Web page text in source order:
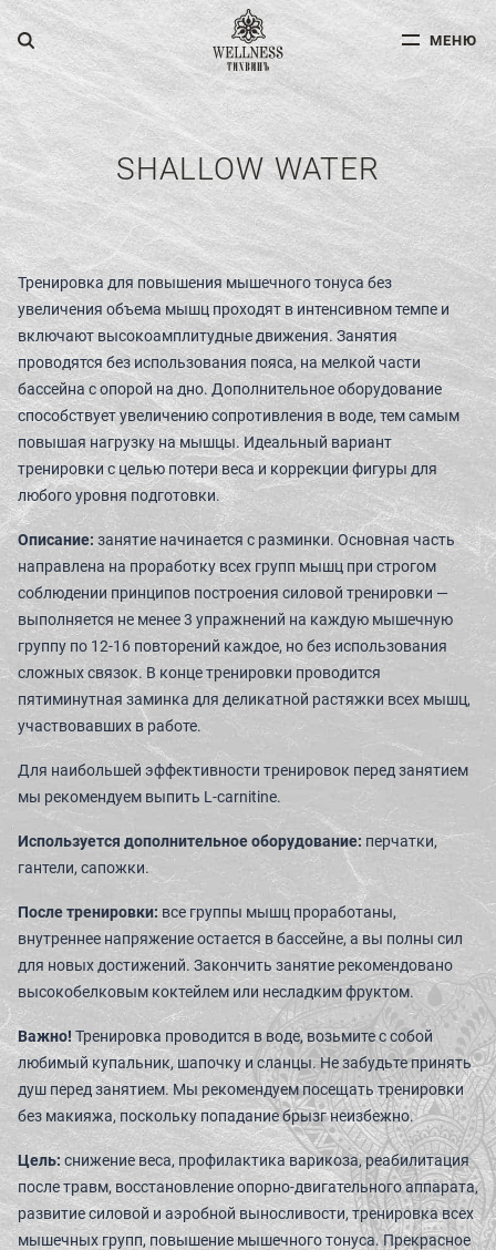
МЕНЮ
МЕНЮ
ДЛЯ ВЗРОСЛЫХ ДЛЯ ДЕТЕЙ
ФИТНЕС
СПА-УСЛУГИ
АКВА-ЗОНА
УСЛУГИ ДОКТОРОВ
СЬЮТЫ И ПАРЕНИЯ
ТЕХНОЛОГИИ И ОБОРУДОВАНИЕ
КАФЕ
ДЕТСКИЙ КЛУБ
КЛУБНЫЕ КАРТЫ
ГОСТЕВОЙ ВИЗИТ
РАСПИСАНИЕ
КОНТАКТЫ
КАК ПРОЙТИ
НОВОСТИ
ГОСТИ О НАС
SHALLOW WATER
Тренировка для повышения мышечного тонуса без
увеличения объема мышц проходят в интенсивном темпе и
включают высокоамплитудные движения. Занятия
проводятся без использования пояса, на мелкой части
бассейна с опорой на дно. Дополнительное оборудование
способствует увеличению сопротивления в воде, тем самым
повышая нагрузку на мышцы. Идеальный вариант
тренировки с целью потери веса и коррекции фигуры для
любого уровня подготовки.
Описание: занятие начинается с разминки. Основная часть
направлена на проработку всех групп мышц при строгом
соблюдении принципов построения силовой тренировки —
выполняется не менее 3 упражнений на каждую мышечную
группу по 12-16 повторений каждое, но без использования
сложных связок. В конце тренировки проводится
пятиминутная заминка для деликатной растяжки всех мышц,
участвовавших в работе.
Для наибольшей эффективности тренировок перед занятием
мы рекомендуем выпить L-carnitine.
Используется дополнительное оборудование: перчатки,
гантели, сапожки.
После тренировки: все группы мышц проработаны,
внутреннее напряжение остается в бассейне, а вы полны сил
для новых достижений. Закончить занятие рекомендовано
высокобелковым коктейлем или несладким фруктом.
Важно!Тренировка проводится в воде, возьмите с собой
любимый купальник, шапочку и сланцы. Не забудьте принять
душ перед занятием. Мы рекомендуем посещать тренировки
без макияжа, поскольку попадание брызг неизбежно.
Цель: снижение веса, профилактика варикоза, реабилитация
после травм, восстановление опорно-двигательного аппарата,
развитие силовой и аэробной выносливости, тренировка всех
мышечных групп, повышение мышечного тонуса. Прекрасное